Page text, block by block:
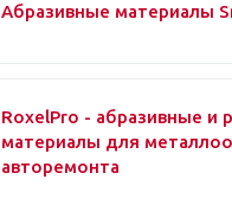
Абразивные материалы
RoxelPro - абразивные и
материалы для
авторемонта